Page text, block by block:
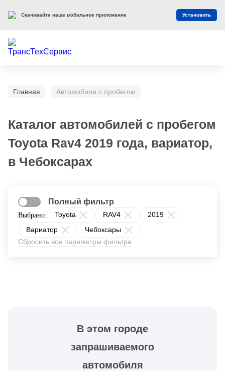
Главная Автомобили с пробегом
Каталог автомобилей с пробегом
Toyota Rav4 2019 года, вариатор,
в Чебоксарах
Выбрано: Toyota RAV4
2019
Вариатор
Чебоксары
Сбросить все параметры фильтра
Полный фильтр
В этом городе
запрашиваемого
автомобиля
Скачивайте наше мобильное приложение Установить